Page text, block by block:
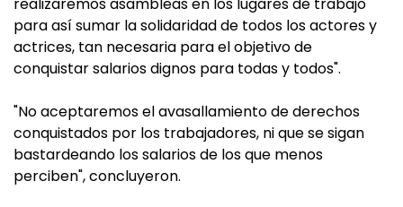
para así sumar la solidaridad de todos los actores y
actrices, tan necesaria para el objetivo de
conquistar salarios dignos para todas y todos".
"No aceptaremos el avasallamiento de derechos
conquistados por los trabajadores, ni que se sigan
bastardeando los salarios de los que menos
perciben", concluyeron.